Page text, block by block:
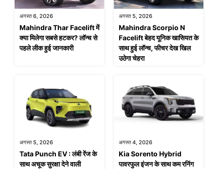
अगस्त 6, 2026
Mahindra Thar Facelift में
क्या मिलेगा सबसे हटकर? लॉन्च से
पहले लीक हुई जानकारी
अगस्त 5, 2026
Mahindra Scorpio N
Facelift बेहद यूनिक खासियत के
साथ हुई लॉन्च, फीचर देख खिल
उठेगा चेहरा
अगस्त 5, 2026
Tata Punch EV : लंबी रेंज के
साथ अचूक सुरक्षा देने वाली
अगस्त 4, 2026
Kia Sorento Hybrid
पावरफुल इंजन के साथ कम रनिंग